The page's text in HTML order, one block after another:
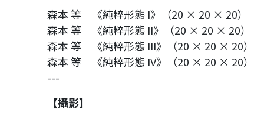
森本 等 《純粹形態 I》（20 × 20 × 20）
森本 等 《純粹形態 II》（20 × 20 × 20）
森本 等 《純粹形態 III》（20 × 20 × 20）
森本 等 《純粹形態 IV》（20 × 20 × 20）
---
【攝影】